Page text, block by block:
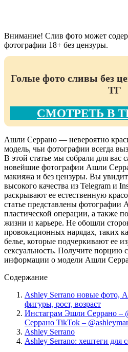
Внимание! Слив фото может
фотографии 18+ без цензуры.
Голые фото сливы без
ТГ
СМОТРЕТЬ В
Ашли Серрано — невероятно
модель, чьи фотографии всегда
В этой статье мы собрали для вас
новейшие фотографии Ашли
макияжа и без цензуры. Вы
высокого качества из Telegram и
раскрывают ее естественную
статье представлены фотографии
пластической операции, а также
жизни и карьере. Не обошли
провокационных нарядах, таких
белье, которые подчеркивают ее
сексуальность. Получите порцию
информации о модели Ашли
Содержание
Ashley Serrano новые фото,
фигуры, рост, возраст
Инстаграм Эшли Серрано –
Серрано TikTok –
Ashley Serrano
Ashley Serrano: хештеги для